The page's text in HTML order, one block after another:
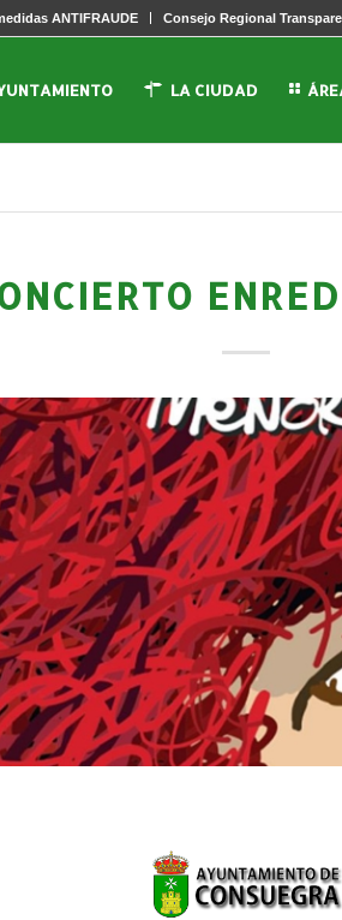
ANTIFRAUDE Consejo Regional
LA CIUDAD